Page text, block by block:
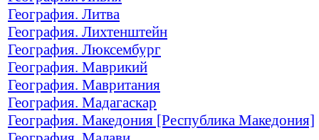
География. Литва
География. Лихтенштейн
География. Люксембург
География. Маврикий
География. Мавритания
География. Мадагаскар
География. Македония [Республика Македония]